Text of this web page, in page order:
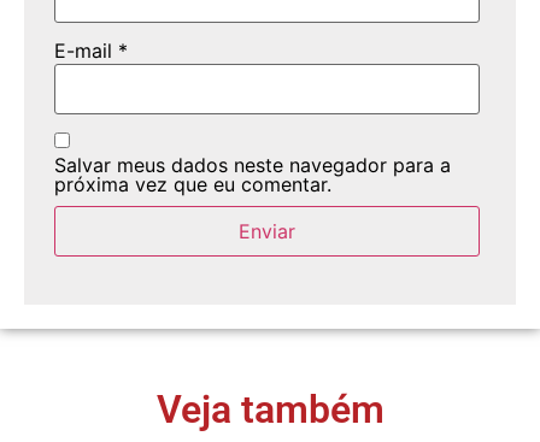
E-mail *
Salvar meus dados neste navegador para a
próxima vez que eu comentar.
Veja também